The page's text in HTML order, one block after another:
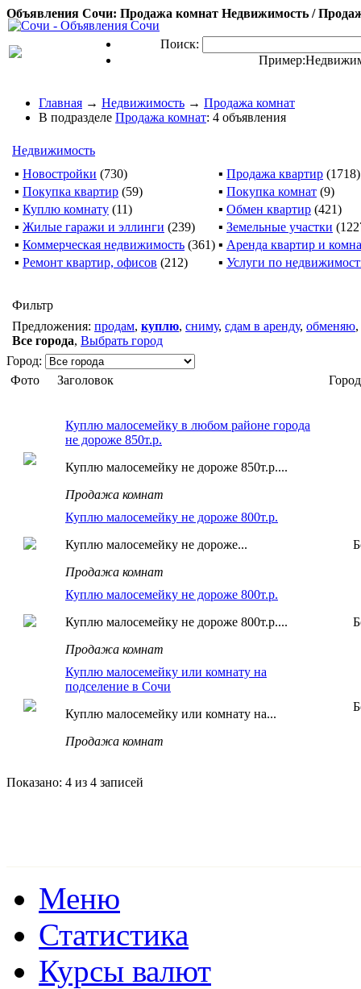
Объявления Сочи: Продажа комнат Недвижимость /
Поиск:
Пример:
Главная → Недвижимость → Продажа комнат
В подразделе Продажа комнат: 4 объявления
Недвижимость
▪ Новостройки (730) ▪ Продажа квартир (1718)
▪ Покупка квартир (59) ▪ Покупка комнат (9)
▪ Куплю комнату (11) ▪ Обмен квартир (421)
▪ Жилые гаражи и эллинги (239) ▪ Земельные участки
▪ Коммерческая недвижимость (361) ▪ Аренда квартир и
▪ Ремонт квартир, офисов (212) ▪ Услуги по
Фильтр
Предложения: продам, куплю, сниму, сдам в аренду, обменяю,
Все города, Выбрать город
Город:
Фото
Заголовок Город
Куплю малосемейку в любом районе города
не дороже 850т.р.
Куплю малосемейку не дороже 850т.р....
Продажа комнат
Куплю малосемейку не дороже 800т.р.
Куплю малосемейку не дороже...
Продажа комнат
Куплю малосемейку не дороже 800т.р.
Куплю малосемейку не дороже 800т.р....
Продажа комнат
Куплю малосемейку или комнату на
подселение в Сочи
Куплю малосемейку или комнату на...
Продажа комнат
Показано: 4 из 4 записей
Меню
Статистика
Курсы валют